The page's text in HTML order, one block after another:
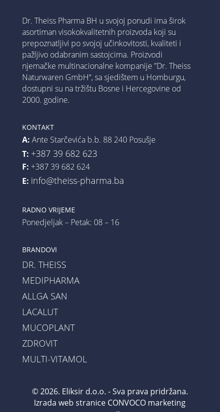
Dr. Theiss Pharma BH u svojoj ponudi ima širok
asortiman visokokvalitetnih proizvoda koji su
prepoznatljivi po svojoj učinkovitosti, kvaliteti i
pažljivo odabranim sastojcima. Proizvodi
njemačke multinacionalne kompanije ”Dr. Theiss
Naturwaren GmbH“, sa sjedištem u Homburgu,
dostupni su na tržištu Bosne i Hercegovine od
2000. godine.
KONTAKT
A: Ante Starčevića b.b. 88 240 Posušje
T: +387 39 682 623
F: +387 39 682 624
E: info@theiss-pharma.ba
RADNO VRIJEME
Ponedjeljak – Petak: 08 – 16
BRANDOVI
DR. THEISS
MEDIPHARMA
ALLGA SAN
LACALUT
MUCOPLANT
ZDROVIT
MULTI-VITAMOL
© 2026. Eliksir d.o.o. - Sva prava pridržana.
Izrada web stranice CONVOCO marketing